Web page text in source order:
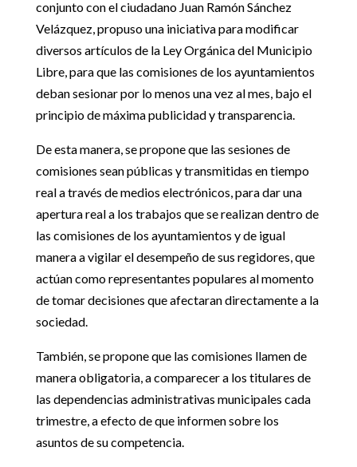
conjunto con el ciudadano Juan Ramón Sánchez
Velázquez, propuso una iniciativa para modificar
diversos artículos de la Ley Orgánica del Municipio
Libre, para que las comisiones de los ayuntamientos
deban sesionar por lo menos una vez al mes, bajo el
principio de máxima publicidad y transparencia.
De esta manera, se propone que las sesiones de
comisiones sean públicas y transmitidas en tiempo
real a través de medios electrónicos, para dar una
apertura real a los trabajos que se realizan dentro de
las comisiones de los ayuntamientos y de igual
manera a vigilar el desempeño de sus regidores, que
actúan como representantes populares al momento
de tomar decisiones que afectaran directamente a la
sociedad.
También, se propone que las comisiones llamen de
manera obligatoria, a comparecer a los titulares de
las dependencias administrativas municipales cada
trimestre, a efecto de que informen sobre los
asuntos de su competencia.